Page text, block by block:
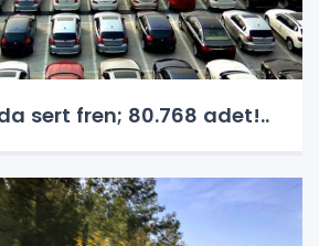
sert fren; 80.768 adet!..